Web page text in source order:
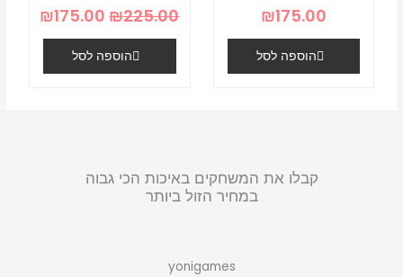
₪175.00
הוספה לסל
₪225.00
₪175.00
הוספה לסל
קבלו את המשחקים באיכות הכי גבוה
במחיר הזול ביותר
yonigames